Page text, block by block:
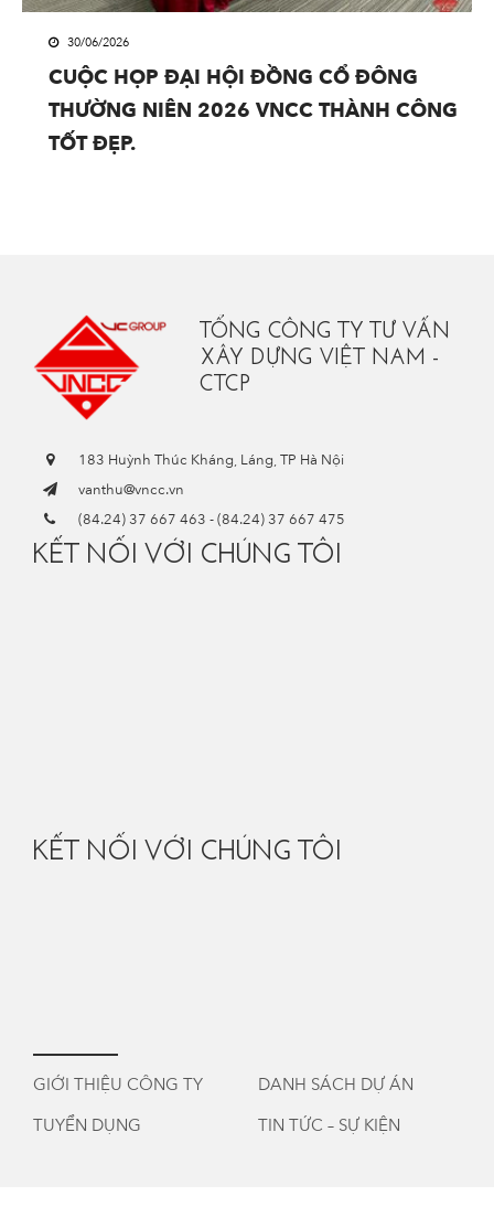
30/06/2026
CUỘC HỌP ĐẠI HỘI ĐỒNG CỔ ĐÔNG
THƯỜNG NIÊN 2026 VNCC THÀNH CÔNG
TỐT ĐẸP.
TỔNG CÔNG TY TƯ VẤN
XÂY DỰNG VIỆT NAM -
CTCP
183 Huỳnh Thúc Kháng, Láng, TP Hà Nội
vanthu@vncc.vn
(84.24) 37 667 463 -(84.24) 37 667 475
KẾT NỐI VỚI CHÚNG TÔI
KẾT NỐI VỚI CHÚNG TÔI
GIỚI THIỆU CÔNG TY
DANH SÁCH DỰ ÁN
TUYỂN DỤNG
TIN TỨC – SỰ KIỆN